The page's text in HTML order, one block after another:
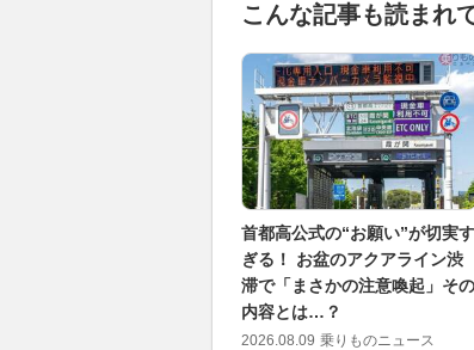
こんな記事も読まれ
首都高公式の“お願い”が切実す
ぎる！ お盆のアクアライン渋
滞で「まさかの注意喚起」その
内容とは…？
2026.08.09 乗りものニュース